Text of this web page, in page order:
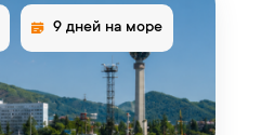
9 дней на море